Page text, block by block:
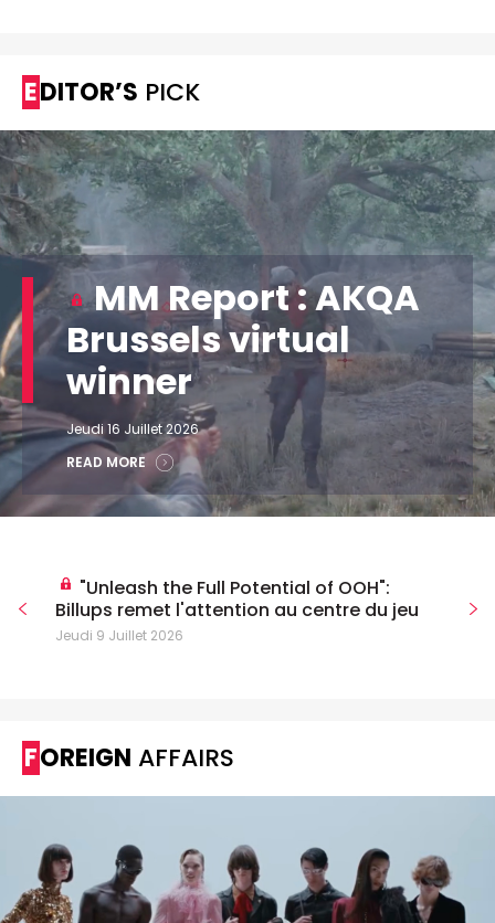
EDITOR’S PICK
MM Report : AKQA
Brussels virtual
winner
Jeudi 16 Juillet 2026
READ MORE
"Unleash the Full Potential of OOH":
Billups remet l'attention au centre du jeu
Jeudi 9 Juillet 2026
FOREIGN AFFAIRS